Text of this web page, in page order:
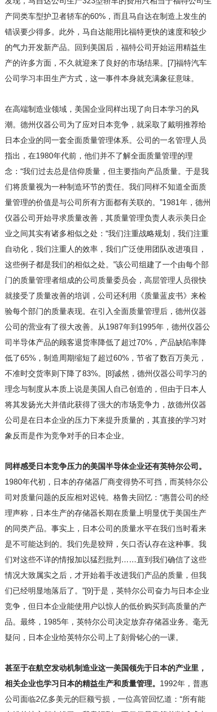
产同类车型护卫者轿车的60%，而且马自达在制造上发生的
错误要少得多。此外，马自达能用比福特更快的速度和较少
的气力开发新产品。回到美国后，福特公司开始运用精益生
产的许多方面，不久就迎来了良好的市场结果。[7]福特汽车
公司学习丰田生产方式，这一事件本身就充满象征意味。
在高端制造业领域，美国企业同样出现了向日本学习的风
潮。德州仪器公司为了应对日本竞争，就采取了戴明推荐给
日本企业的同一套全面质量管理体系。公司的一名管理人员
指出，在1980年代前，他们并不了解全面质量管理的理
念：“我们过去总是信仰质量，但主要指向产品质量。于是我
们将质量视为一种制造环节的责任。我们同样不知道全面质
量管理的价值是与公司所有方面都有关联的。”1981年，德州
仪器公司开始寻求质量改善，其质量管理负责人表示美日企
业之间其实有诸多相似之处：“我们注重战略规划，我们注重
自动化，我们注重人的效率，我们广泛使用团队改进项目，
这些例子都是我们的相似之处。”该公司组建了一个由每个部
门的质量管理者组成的公司质量委员会，高层管理人员很快
就接受了质量改善的培训，公司还利用《质量蓝皮书》来检
验每个部门的质量表现。在引入全面质量管理后，德州仪器
公司的营业有了很大改善。从1987年到1995年，德州仪器公
司半导体产品的顾客退货率降低了超过70%，产品缺陷率降
低了65%，制造周期缩短了超过60%，节省了数百万美元，
不准时交货率则下降了83%。[8]诚然，德州仪器公司学习的
理念与制度从本质上说是美国人自己创造的，但由于日本人
将其发扬光大并借此获得了强大的市场竞争力，故德州仪器
公司是在日本企业的压力下来提升质量的，其直接的学习对
象反而是作为竞争对手的日本企业。
同样感受日本竞争压力的美国半导体企业还有英特尔公司。
1980年代初，日本的存储器厂商变得势不可挡，而英特尔公
司对质量问题的反应相对迟钝。格鲁夫回忆：“惠普公司的经
理声称，日本生产的存储器长期在质量上明显优于美国生产
的同类产品。事实上，日本公司的质量水平在我们当时看来
是不可能达到的。我们先是狡辩，矢口否认存在这种事。我
们对这些不详的情报加以猛烈批判……直到我们确信了这些
情况大致属实之后，才开始着手改进我们产品的质量，但我
们已经明显地落后了。”[9]于是，英特尔公司奋力与日本企业
竞争，但日本企业能使用户以惊人的低价购买到高质量的产
品。最终，1985年，英特尔公司决定放弃存储器业务。毫无
疑问，日本企业给英特尔公司上了刻骨铭心的一课。
甚至于在航空发动机制造业这一美国领先于日本的产业里，
相关企业也学习日本的精益生产和质量管理。 1992年，普惠
公司面临2亿多美元的巨额亏损，一位高管回忆道：“所有能